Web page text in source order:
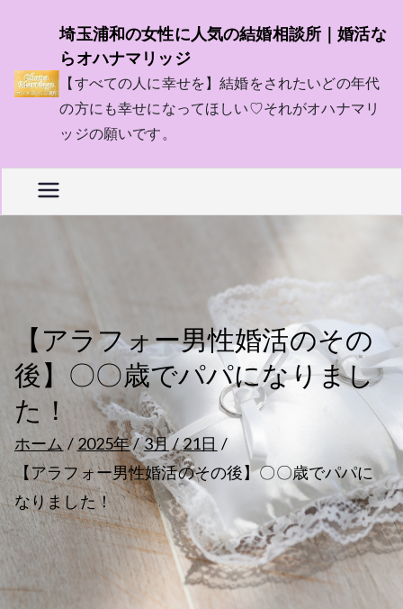
プ
埼玉浦和の女性に人気の結婚相談所｜婚活な
らオハナマリッジ
【すべての人に幸せを】結婚をされたいどの年代
の方にも幸せになってほしい♡それがオハナマリ
ッジの願いです。
【アラフォー男性婚活のその
後】〇〇歳でパパになりまし
た！
ホーム 2025年 3月
21日
【アラフォー男性婚活のその後】〇〇歳でパパに
なりました！